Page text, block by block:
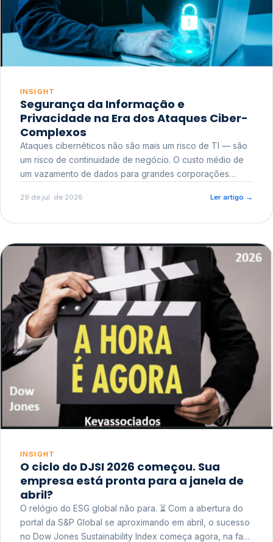
INSIGHT
Segurança da Informação e
Privacidade na Era dos Ataques Ciber-
Complexos
Ataques cibernéticos não são mais um risco de TI — são
um risco de continuidade de negócio. O custo médio de
um vazamento de dados para grandes corporações
reputacional e o risco regulatório junto a órgãos como a
29 de jul. de 2026 Ler artigo →
INSIGHT
O ciclo do DJSI 2026 começou. Sua
empresa está pronta para a janela de
abril?
O relógio do ESG global não para. ⏳ Com a abertura do
portal da S&P Global se aproximando em abril, o sucesso
no Dow Jones Sustainability Index começa agora, na fase